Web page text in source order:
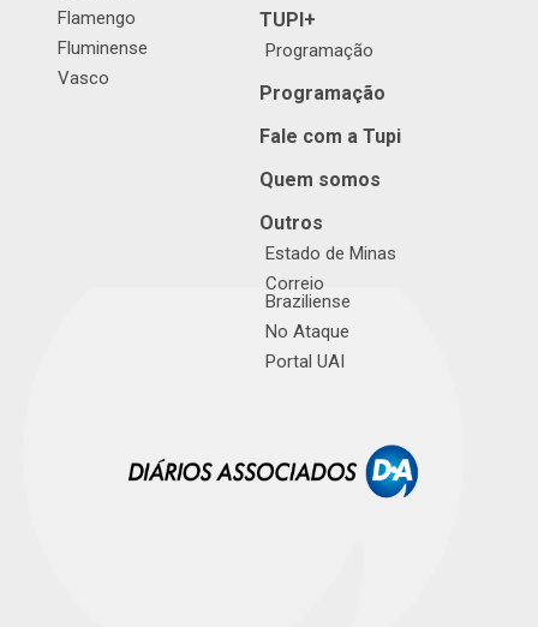
Flamengo
Fluminense
Vasco
TUPI+
Programação
Programação
Fale com a Tupi
Quem somos
Outros
Estado de Minas
Correio
Braziliense
No Ataque
Portal UAI